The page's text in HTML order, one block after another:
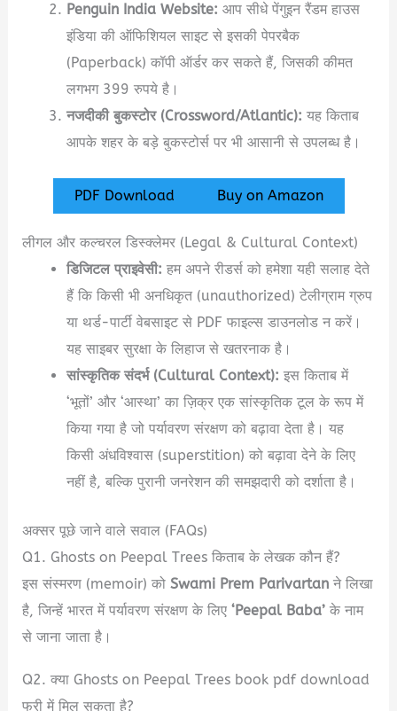
Penguin India Website: आप सीधे पेंगुइन रैंडम हाउस
इंडिया की ऑफिशियल साइट से इसकी पेपरबैक
(Paperback) कॉपी ऑर्डर कर सकते हैं, जिसकी कीमत
लगभग 399 रुपये है।
नजदीकी बुकस्टोर (Crossword/Atlantic): यह किताब
आपके शहर के बड़े बुकस्टोर्स पर भी आसानी से उपलब्ध है।
PDF Download Buy on Amazon
लीगल और कल्चरल डिस्क्लेमर (Legal & Cultural Context)
डिजिटल प्राइवेसी: हम अपने रीडर्स को हमेशा यही सलाह देते
हैं कि किसी भी अनधिकृत (unauthorized) टेलीग्राम ग्रुप
या थर्ड-पार्टी वेबसाइट से PDF फाइल्स डाउनलोड न करें।
यह साइबर सुरक्षा के लिहाज से खतरनाक है।
सांस्कृतिक संदर्भ (Cultural Context): इस किताब में
‘भूतों’ और ‘आस्था’ का ज़िक्र एक सांस्कृतिक टूल के रूप में
किया गया है जो पर्यावरण संरक्षण को बढ़ावा देता है। यह
किसी अंधविश्वास (superstition) को बढ़ावा देने के लिए
नहीं है, बल्कि पुरानी जनरेशन की समझदारी को दर्शाता है।
अक्सर पूछे जाने वाले सवाल (FAQs)
Q1. Ghosts on Peepal Trees किताब के लेखक कौन हैं?
इस संस्मरण (memoir) कोSwami Prem Parivartan ने लिखा
है, जिन्हें भारत में पर्यावरण संरक्षण के लिए‘Peepal Baba’ के नाम
से जाना जाता है।
Q2. क्या Ghosts on Peepal Trees book pdf download
फ्री में मिल सकता है?